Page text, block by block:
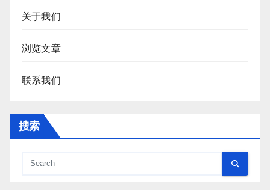
关于我们
浏览文章
联系我们
搜索